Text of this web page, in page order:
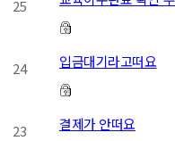
25
24 입금대기라고떠요
23 결제가 안떠요